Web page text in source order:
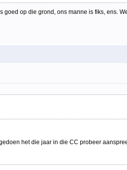
goed op die grond, ons manne is fiks,
het die jaar in die CC probeer